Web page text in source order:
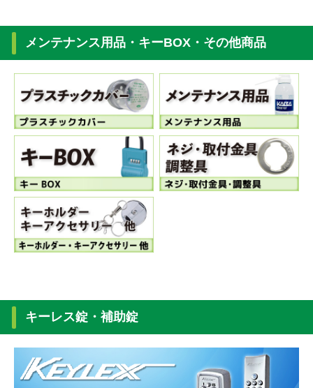
メンテナンス用品・キーBOX・その他商品
キーレス錠・補助錠